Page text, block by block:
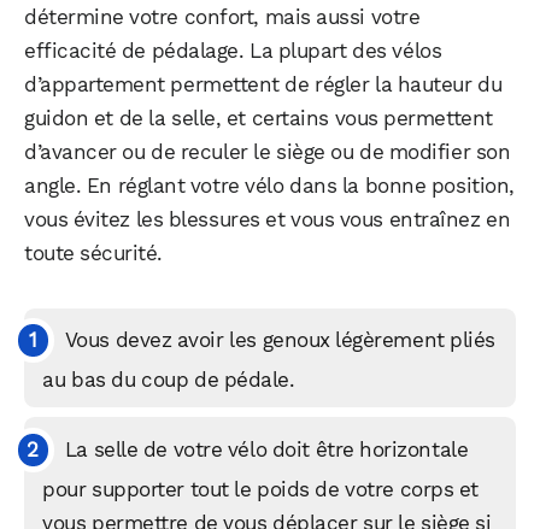
détermine votre confort, mais aussi votre
efficacité de pédalage. La plupart des vélos
d’appartement permettent de régler la hauteur du
guidon et de la selle, et certains vous permettent
d’avancer ou de reculer le siège ou de modifier son
angle. En réglant votre vélo dans la bonne position,
vous évitez les blessures et vous vous entraînez en
toute sécurité.
Vous devez avoir les genoux légèrement pliés
au bas du coup de pédale.
La selle de votre vélo doit être horizontale
pour supporter tout le poids de votre corps et
vous permettre de vous déplacer sur le siège si